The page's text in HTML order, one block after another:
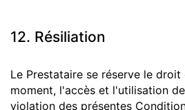
12. Résiliation
Le Prestataire se réserve le
moment, l'accès et l'utilisation
violation des présentes